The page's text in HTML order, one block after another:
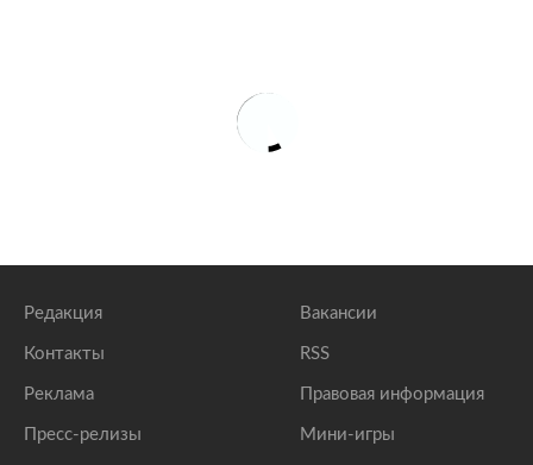
Редакция
Контакты
Реклама
Пресс-релизы
Вакансии
RSS
Правовая информация
Мини-игры